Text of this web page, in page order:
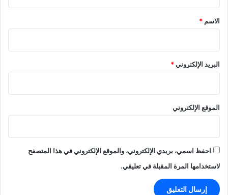
*
الاسم *
البريد الإلكتروني*
الموقع الإلكتروني
احفظ اسمي، بريدي الإلكتروني، والموقع الإلكتروني في هذا المتصفح
لاستخدامها المرة المقبلة في تعليقي.